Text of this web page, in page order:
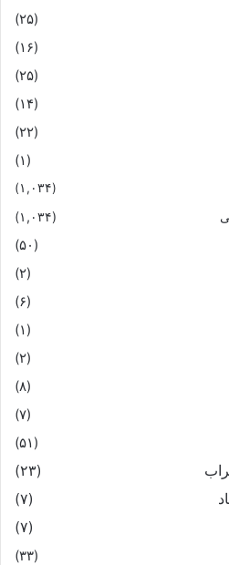
(۲۵)
(۱۶)
(۲۵)
(۱۴)
(۲۲)
(۱)
(۱,۰۳۴)
(۱,۰۳۴)
(۵۰)
(۲)
(۶)
(۱)
(۲)
(۸)
(۷)
(۵۱)
(۲۳)
(۷)
(۷)
(۳۳)